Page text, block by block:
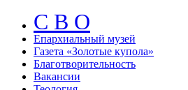
С В О
Епархиальный музeй
Газета «Золотые купола»
Благотворительность
Вакансии